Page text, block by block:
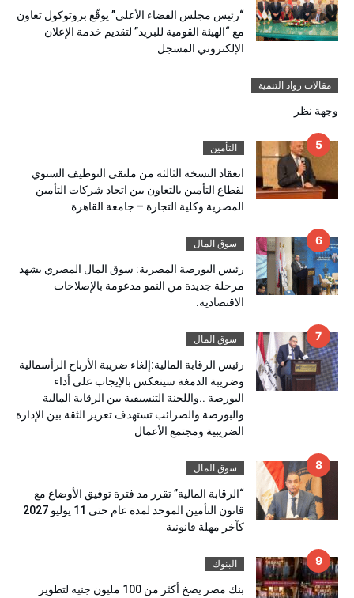
“رئيس مجلس القضاء الأعلى” يوقّع بروتوكول تعاون
مع “الهيئة القومية للبريد” لتقديم خدمة الإعلان
الإلكتروني المسجل
مقالات رواد التنمية
وجهة نظر
التأمين
انعقاد النسخة الثالثة من ملتقى التوظيف السنوي
لقطاع التأمين بالتعاون بين اتحاد شركات التأمين
المصرية وكلية التجارة – جامعة القاهرة
سوق المال
رئيس البورصة المصرية: سوق المال المصري يشهد
مرحلة جديدة من النمو مدعومة بالإصلاحات
الاقتصادية.
سوق المال
رئيس الرقابة المالية:إلغاء ضريبة الأرباح الرأسمالية
وضريبة الدمغة سينعكس بالإيجاب على أداء
البورصة ..واللجنة التنسيقية بين الرقابة المالية
والبورصة والضرائب تستهدف تعزيز الثقة بين الإدارة
الضريبية ومجتمع الأعمال
سوق المال
“الرقابة المالية” تقرر مد فترة توفيق الأوضاع مع
قانون التأمين الموحد لمدة عام حتى 11 يوليو 2027
كآخر مهلة قانونية
البنوك
بنك مصر يضخ أكثر من 100 مليون جنيه لتطوير